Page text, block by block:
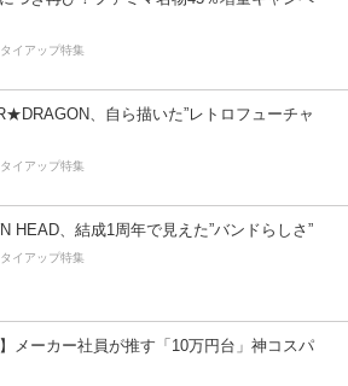
イアップ特集
、自ら描いた”レトロフューチャ
イアップ特集
HEAD、結成1周年で見えた”バンドらしさ”
イアップ特集
】メーカー社員が推す「10万円台」神コスパ